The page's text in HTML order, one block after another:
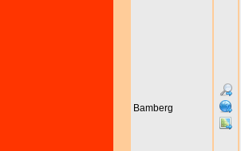
Bamberg